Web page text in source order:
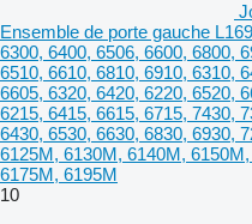
Ensemble de porte gauche
6300, 6400, 6506, 6600, 6800,
6510, 6610, 6810, 6910, 6310,
6605, 6320, 6420, 6220, 6520,
6215, 6415, 6615, 6715, 7430,
6430, 6530, 6630, 6830, 6930,
6125M, 6130M, 6140M,
6175M, 6195M
10